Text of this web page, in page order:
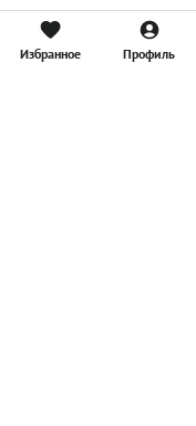
Избранное Профиль